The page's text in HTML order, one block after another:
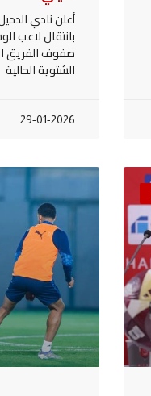
أعلن نادي
بانتقال لاعب
صفوف الفريق
الشتوية الحالية
29-01-2026